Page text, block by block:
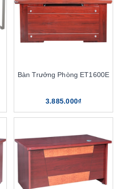
Bàn Trưởng Phòng ET1600E
3.885.000₫